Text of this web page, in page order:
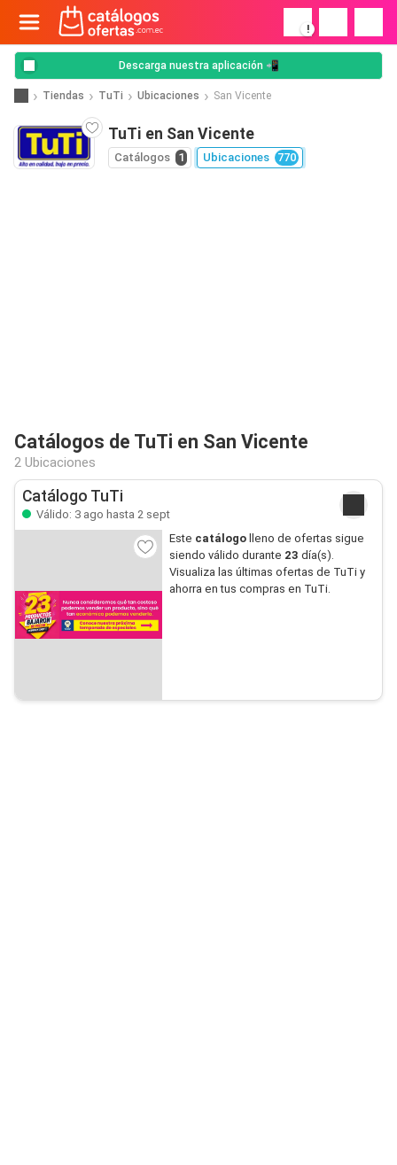
!
Descarga nuestra aplicación 📲
Tiendas TuTi Ubicaciones San Vicente
TuTi en San Vicente
Catálogos 1 Ubicaciones 770
Catálogos de TuTi en San Vicente
2 Ubicaciones
Catálogo TuTi
Válido: 3 ago hasta 2 sept
Este catálogo lleno de ofertas sigue
siendo válido durante 23 día(s).
Visualiza las últimas ofertas de TuTi y
ahorra en tus compras en TuTi.